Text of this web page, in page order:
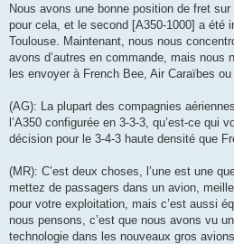
Nous avons une bonne position de fret
pour cela, et le second [A350-1000] a été
Toulouse. Maintenant, nous nous
avons d’autres en commande, mais nous
les envoyer à French Bee, Air Caraïbes ou
(AG): La plupart des compagnies
l’A350 configurée en 3-3-3, qu’est-ce qui
décision pour le 3-4-3 haute densité que
(MR): C’est deux choses, l’une est une
mettez de passagers dans un avion,
pour votre exploitation, mais c’est aussi
nous pensons, c’est que nous avons vu
technologie dans les nouveaux gros